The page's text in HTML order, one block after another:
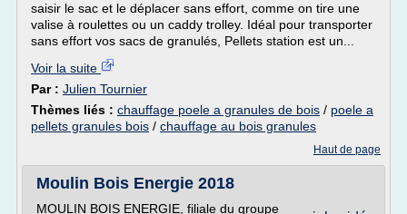
saisir le sac et le déplacer sans effort, comme on tire une
valise à roulettes ou un caddy trolley. Idéal pour transporter
sans effort vos sacs de granulés, Pellets station est un...
Voir la suite
Par : Julien Tournier
Thèmes liés : chauffage poele a granules de bois / poele a
pellets granules bois / chauffage au bois granules
Haut de page
Moulin Bois Energie 2018
MOULIN BOIS ENERGIE, filiale du groupe